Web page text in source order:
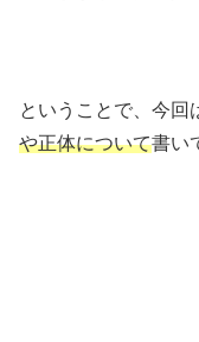
ということで、今回
や正体について書い